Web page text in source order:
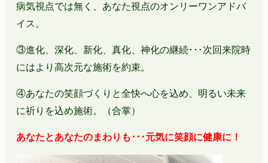
病気視点では無く、あなた視点のオンリーワンアドバ
イス。
③進化、深化、新化、真化、神化の継続･･･次回来院時
にはより高次元な施術を約束。
④あなたの笑顔づくりと全快へ心を込め、明るい未来
に祈りを込め施術。（合掌）
あなたとあなたのまわりも･･･元気に笑顔に健康に！